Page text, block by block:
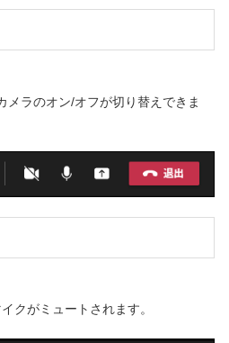
メラのオン/オフが切り替えできま
クがミュートされます。